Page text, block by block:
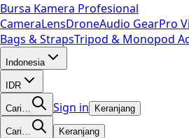
Bursa Kamera Profesional
CameraLensDroneAudio GearPro
Bags & StrapsTripod & Monopod
Indonesia
IDR
Cari… Sign in Keranjang
Cari… Keranjang